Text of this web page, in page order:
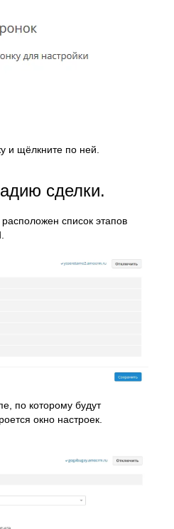
и щёлкните по ней.
сделки.
список этапов
по которому будут
окно настроек.